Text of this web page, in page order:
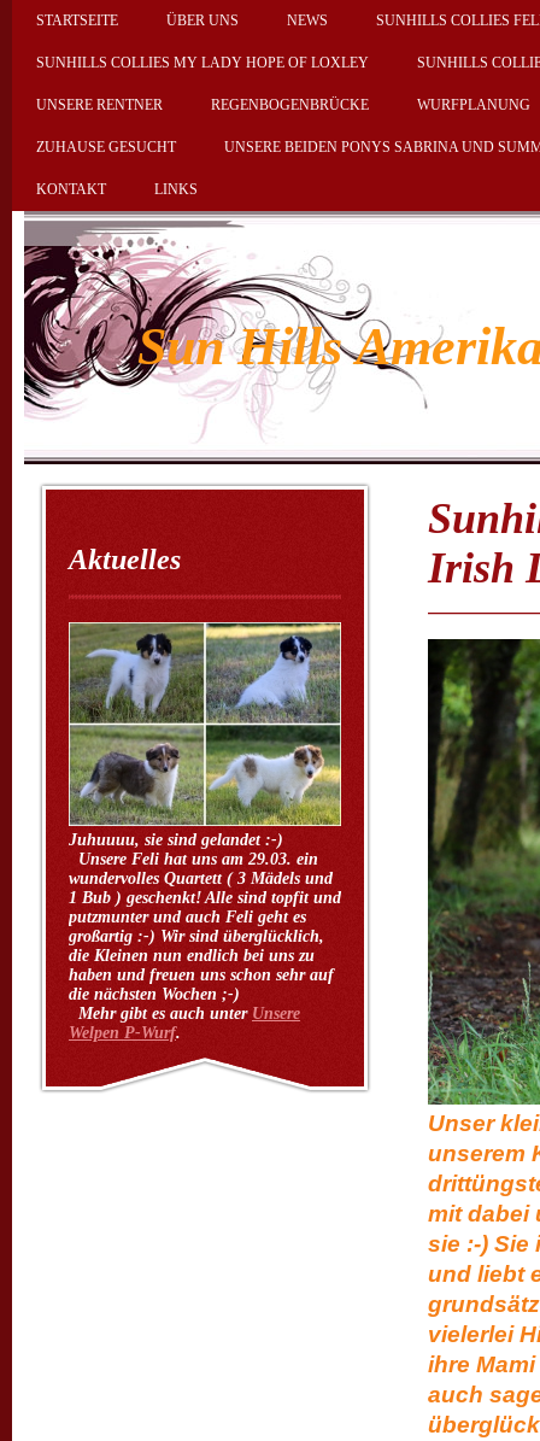
STARTSEITE ÜBER UNS NEWS SUNHILLS COLLIES
SUNHILLS COLLIES MY LADY HOPE OF LOXLEY SUNHILLS
UNSERE RENTNER REGENBOGENBRÜCKE WURFPLANUNG
ZUHAUSE GESUCHT UNSERE BEIDEN PONYS SABRINA UND
KONTAKT LINKS
Sun Hills
Aktuelles
Juhuuuu, sie sind gelandet :-)
Unsere Feli hat uns am 29.03. ein
wundervolles Quartett ( 3 Mädels und
1 Bub ) geschenkt! Alle sind topfit und
putzmunter und auch Feli geht es
großartig :-) Wir sind überglücklich,
die Kleinen nun endlich bei uns zu
haben und freuen uns schon sehr auf
die nächsten Wochen ;-)
Mehr gibt es auch unter Unsere
Welpen P-Wurf.
Irish
Unser
unserem
mit dabei
sie :-) Sie
und liebt
vielerlei
ihre
auch